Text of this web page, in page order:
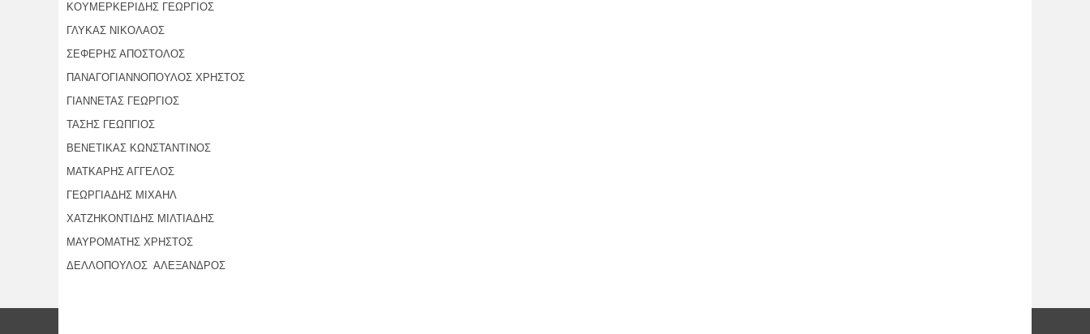
ΚΟΥΜΕΡΚΕΡΙΔΗΣ ΓΕΩΡΓΙΟΣ
ΓΛΥΚΑΣ ΝΙΚΟΛΑΟΣ
ΣΕΦΕΡΗΣ ΑΠΟΣΤΟΛΟΣ
ΠΑΝΑΓΟΓΙΑΝΝΟΠΟΥΛΟΣ ΧΡΗΣΤΟΣ
ΓΙΑΝΝΕΤΑΣ ΓΕΩΡΓΙΟΣ
ΤΑΣΗΣ ΓΕΩΠΓΙΟΣ
ΒΕΝΕΤΙΚΑΣ ΚΩΝΣΤΑΝΤΙΝΟΣ
ΜΑΤΚΑΡΗΣ ΑΓΓΕΛΟΣ
ΓΕΩΡΓΙΑΔΗΣ ΜΙΧΑΗΛ
ΧΑΤΖΗΚΟΝΤΙΔΗΣ ΜΙΛΤΙΑΔΗΣ
ΜΑΥΡΟΜΑΤΗΣ ΧΡΗΣΤΟΣ
ΔΕΛΛΟΠΟΥΛΟΣ ΑΛΕΞΑΝΔΡΟΣ